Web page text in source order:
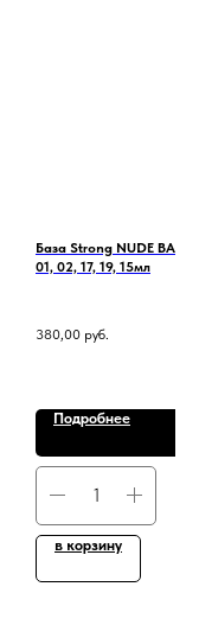
База Strong NUDE
01, 02, 17, 19, 15мл
380,00 руб.
Подробнее
в корзину